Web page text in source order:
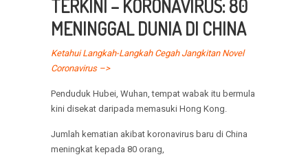
TERKINI – KORONAVIRUS: 80
MENINGGAL DUNIA DI CHINA
Ketahui Langkah-Langkah Cegah Jangkitan Novel
Coronavirus –>
Penduduk Hubei, Wuhan, tempat wabak itu bermula
kini disekat daripada memasuki Hong Kong.
Jumlah kematian akibat koronavirus baru di China
meningkat kepada 80 orang,